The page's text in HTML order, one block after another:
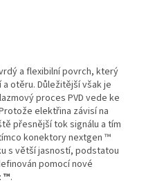
a flexibilní povrch, který
otěru. Důležitější však je
proces PVD vede ke
elektřina závisí na
přesnější tok signálu a tím
konektory nextgen ™
s větší jasností, podstatou
pomocí nové
™.